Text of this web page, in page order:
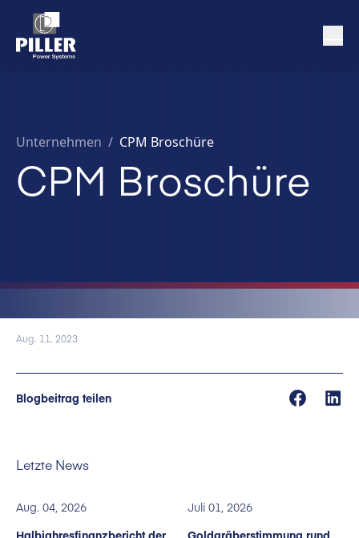
Unternehmen / CPM Broschüre
CPM Broschüre
Aug. 11, 2023
Blogbeitrag teilen
Letzte News
Aug. 04, 2026
Halbjahresfinanzbericht der
Juli 01, 2026
Goldgräberstimmung rund